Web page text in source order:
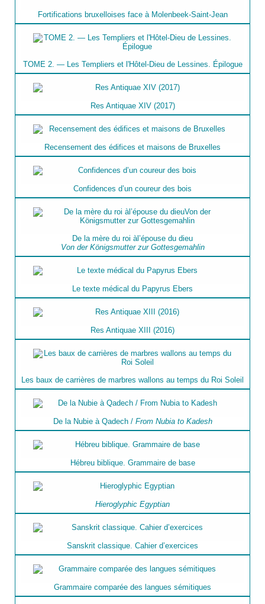
Fortifications bruxelloises face à Molenbeek-Saint-Jean
TOME 2. — Les Templiers et l'Hôtel-Dieu de Lessines. Épilogue
Res Antiquae XIV (2017)
Recensement des édifices et maisons de Bruxelles
Confidences d’un coureur des bois
De la mère du roi àl’épouse du dieu
Von der Königsmutter zur Gottesgemahlin
Le texte médical du Papyrus Ebers
Res Antiquae XIII (2016)
Les baux de carrières de marbres wallons au temps du Roi Soleil
De la Nubie à Qadech / From Nubia to Kadesh
Hébreu biblique. Grammaire de base
Hieroglyphic Egyptian
Sanskrit classique. Cahier d’exercices
Grammaire comparée des langues sémitiques